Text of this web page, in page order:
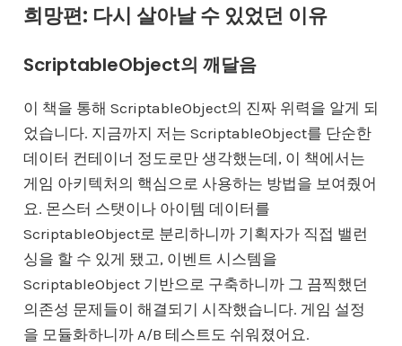
희망편: 다시 살아날 수 있었던 이유
ScriptableObject의 깨달음
이 책을 통해 ScriptableObject의 진짜 위력을 알게 되
었습니다. 지금까지 저는 ScriptableObject를 단순한
데이터 컨테이너 정도로만 생각했는데, 이 책에서는
게임 아키텍처의 핵심으로 사용하는 방법을 보여줬어
요. 몬스터 스탯이나 아이템 데이터를
ScriptableObject로 분리하니까 기획자가 직접 밸런
싱을 할 수 있게 됐고, 이벤트 시스템을
ScriptableObject 기반으로 구축하니까 그 끔찍했던
의존성 문제들이 해결되기 시작했습니다. 게임 설정
을 모듈화하니까 A/B 테스트도 쉬워졌어요.